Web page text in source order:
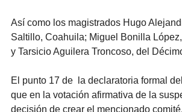
Así como los magistrados Hugo
Saltillo, Coahuila; Miguel Bonilla
y Tarsicio Aguilera Troncoso, del
El punto 17 de  la declaratoria formal
que en la votación afirmativa de la
decisión de crear el mencionado